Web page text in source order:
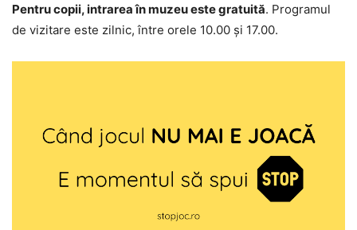
Pentru copii, intrarea în muzeu este gratuită. Programul
de vizitare este zilnic, între orele 10.00 şi 17.00.